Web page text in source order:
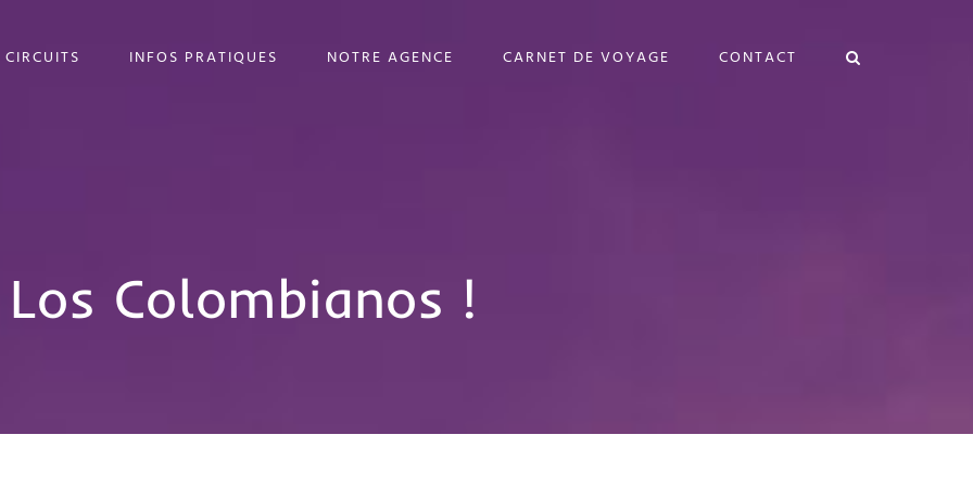
CIRCUITS INFOS PRATIQUES NOTRE AGENCE CARNET DE VOYAGE CONTACT
Los Colombianos !